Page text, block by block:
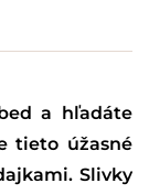
a hľadáte
tieto úžasné
Slivky